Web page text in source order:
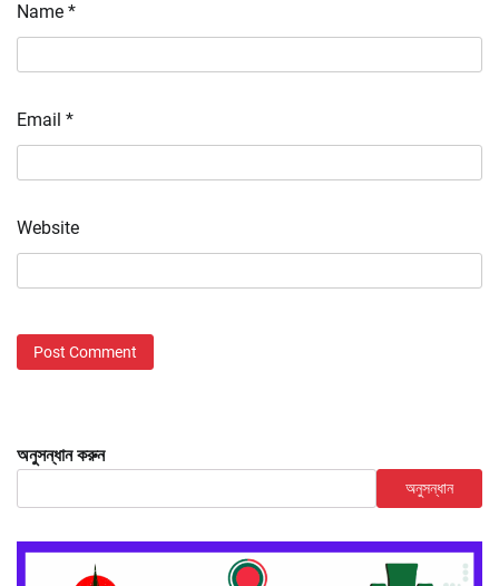
Name *
Email *
Website
অনুসন্ধান করুন
অনুসন্ধান